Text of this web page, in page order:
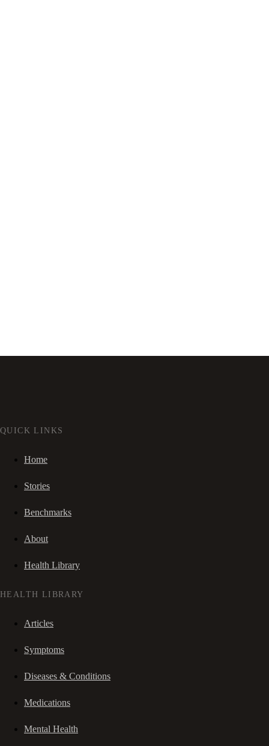
QUICK LINKS
Home
Stories
Benchmarks
About
Health Library
HEALTH LIBRARY
Articles
Symptoms
Diseases & Conditions
Medications
Mental Health